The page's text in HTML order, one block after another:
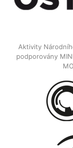
Aktivity
podporovány